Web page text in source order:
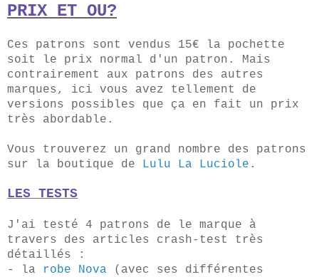
PRIX ET OU?
Ces patrons sont vendus 15€ la pochette
soit le prix normal d'un patron. Mais
contrairement aux patrons des autres
marques, ici vous avez tellement de
versions possibles que ça en fait un prix
très abordable.
Vous trouverez un grand nombre des patrons
sur la boutique de Lulu La Luciole .
LES TESTS
J'ai testé 4 patrons de le marque à
travers des articles crash-test très
détaillés :
- la
robe Nova (avec ses différentes